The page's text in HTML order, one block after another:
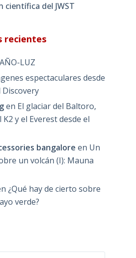
científica del JWST
recientes
AÑO-LUZ
espectaculares desde
Discovery
en El glaciar del Baltoro,
y el Everest desde el
bangalore en Un
un volcán (I): Mauna
¿Qué hay de cierto sobre
verde?